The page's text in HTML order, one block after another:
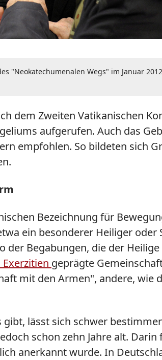
"Neokatechumenalen Wegs" im Januar
dem Zweiten Vatikanischen
aufgerufen. Auch das
empfohlen. So bildeten sich
Bezeichnung für
ein besonderer Heiliger oder
der Begabungen, die der
geprägte
mit den Armen", andere,
lässt sich schwer
schon zehn Jahre alt.
anerkannt wurde. In